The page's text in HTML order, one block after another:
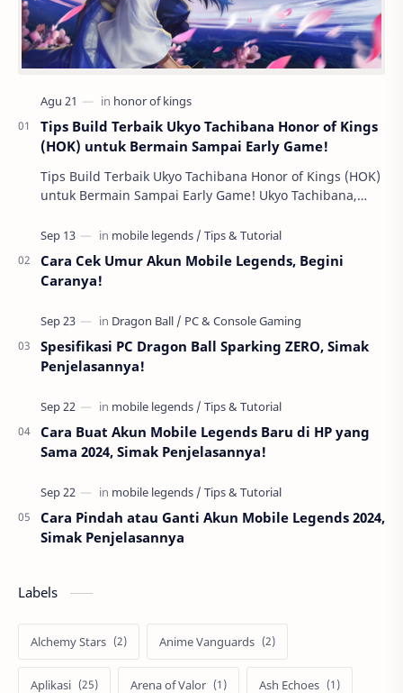
Tips Build Terbaik Ukyo Tachibana Honor of Kings
(HOK) untuk Bermain Sampai Early Game!
Tips Build Terbaik Ukyo Tachibana Honor of Kings (HOK)
untuk Bermain Sampai Early Game! Ukyo Tachibana,
Cara Cek Umur Akun Mobile Legends, Begini
Caranya!
Spesifikasi PC Dragon Ball Sparking ZERO, Simak
Penjelasannya!
Cara Buat Akun Mobile Legends Baru di HP yang
Sama 2024, Simak Penjelasannya!
Cara Pindah atau Ganti Akun Mobile Legends 2024,
Simak Penjelasannya
Labels
Alchemy Stars Anime Vanguards
Aplikasi Arena of Valor Ash Echoes